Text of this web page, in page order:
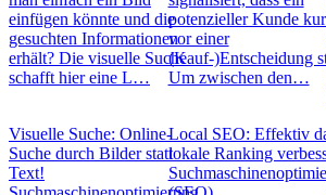
einfügen könnte und die
gesuchten Informationen
erhält? Die visuelle Suche
schafft hier eine L…
Visuelle Suche: Online-
Suche durch Bilder statt
Text!
potenzieller Kunde
vor einer
(Kauf-)Entscheidung
Um zwischen den…
Local SEO: Effektiv
lokale Ranking